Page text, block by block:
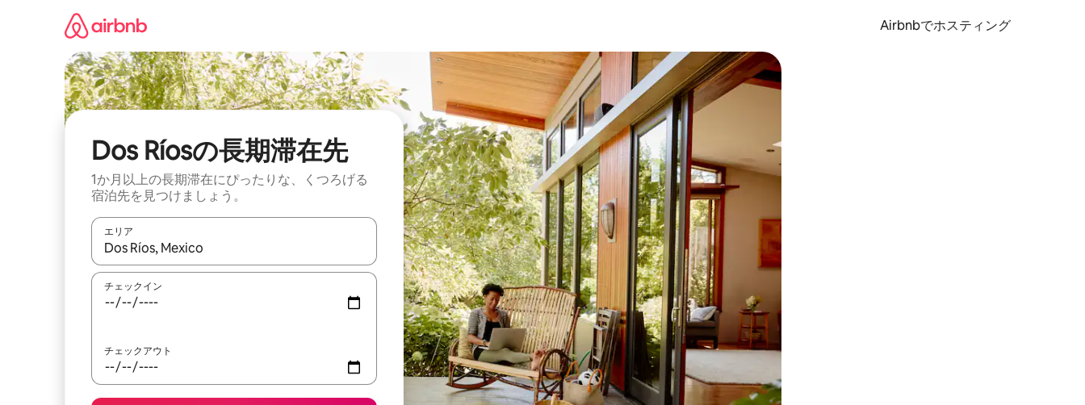
Airbnbでホスティング
Dos Ríosの長期滞在先
1か月以上の長期滞在にぴったりな、くつろげる
宿泊先を見つけましょう。
エリア
検索結果が表示されたら、上下の矢印キーを使って移動するか、画面をタッチまたはスワイプして検索結果を確認することができます。
チェックイン
チェックアウト